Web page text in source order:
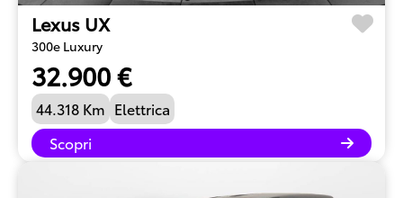
Lexus UX
300e Luxury
32.900 €
44.318 Km Elettrica
Scopri